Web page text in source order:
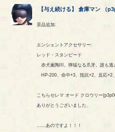
【与え続ける】倉庫マン （
景品追加:
エンシェントアクセサリー:
レッド・スタンピード
赤犬薫陶III。獰猛なる爪牙。誰も逃
HP-200、命中+3、抵抗+2、反応+2
こちらセレマ オード クロウリー
ありがとうございました、
……あのですよ！！！